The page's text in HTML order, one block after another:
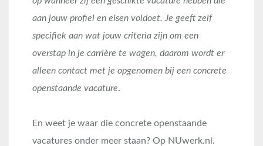
aan jouw profiel en eisen voldoet. Je geeft zelf
specifiek aan wat jouw criteria zijn om een
overstap in je carrière te wagen, daarom wordt er
alleen contact met je opgenomen bij een concrete
openstaande vacature.
En weet je waar die concrete openstaande
vacatures onder meer staan? Op NUwerk.nl.